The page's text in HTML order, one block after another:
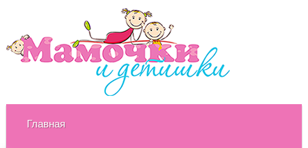
Главная